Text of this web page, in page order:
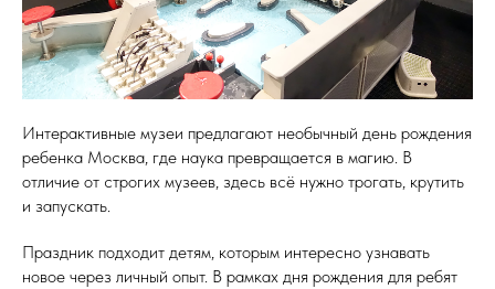
Интерактивные музеи предлагают необычный день рождения
ребенка Москва, где наука превращается в магию. В
отличие от строгих музеев, здесь всё нужно трогать, крутить
и запускать.
Праздник подходит детям, которым интересно узнавать
новое через личный опыт. В рамках дня рождения для ребят